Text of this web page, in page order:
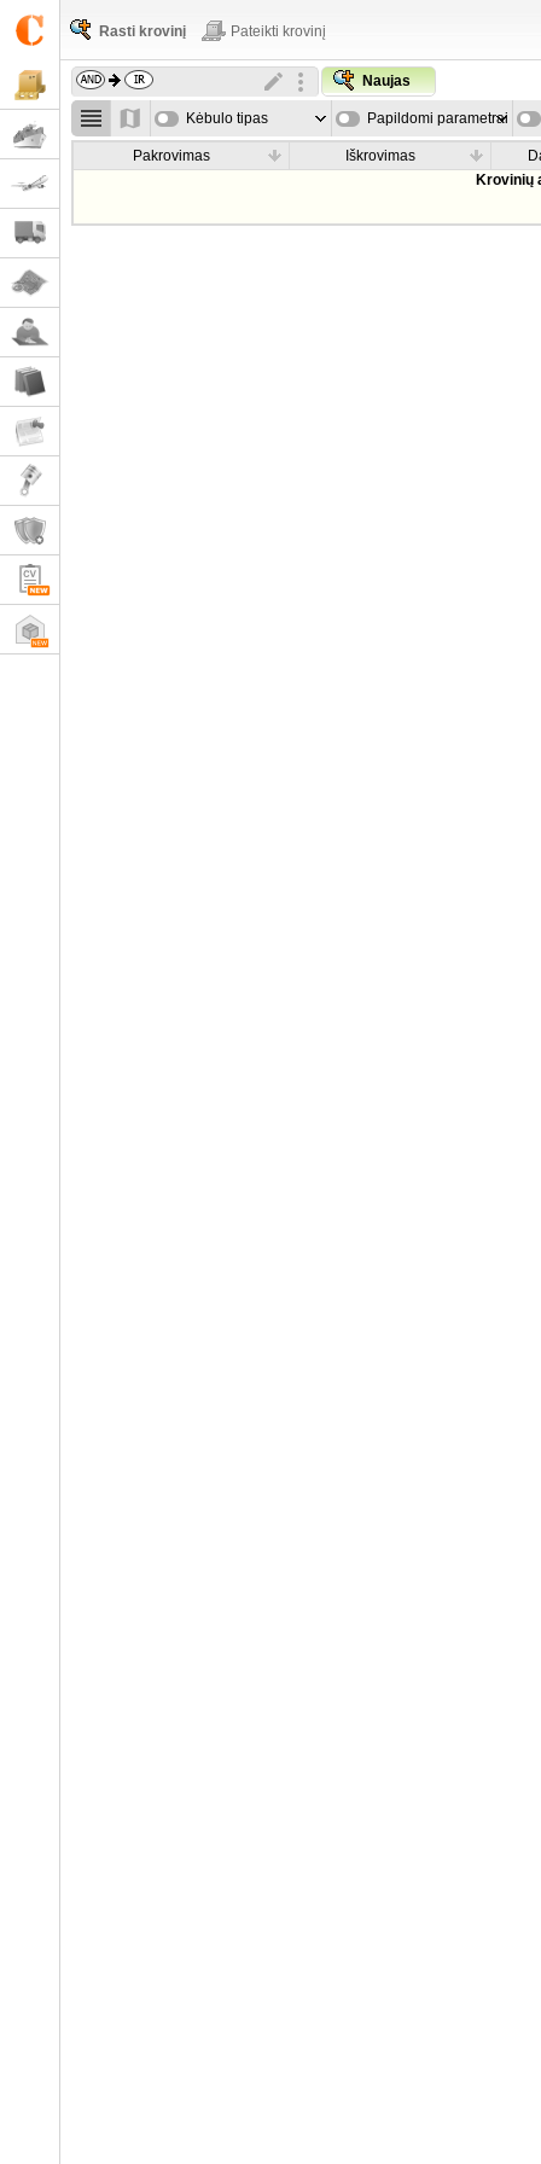
Rasti krovinį Pateikti krovinį
Naujas
Kėbulo tipas Papildomi parametrai
Pakrovimas Iškrovimas
Krovinių